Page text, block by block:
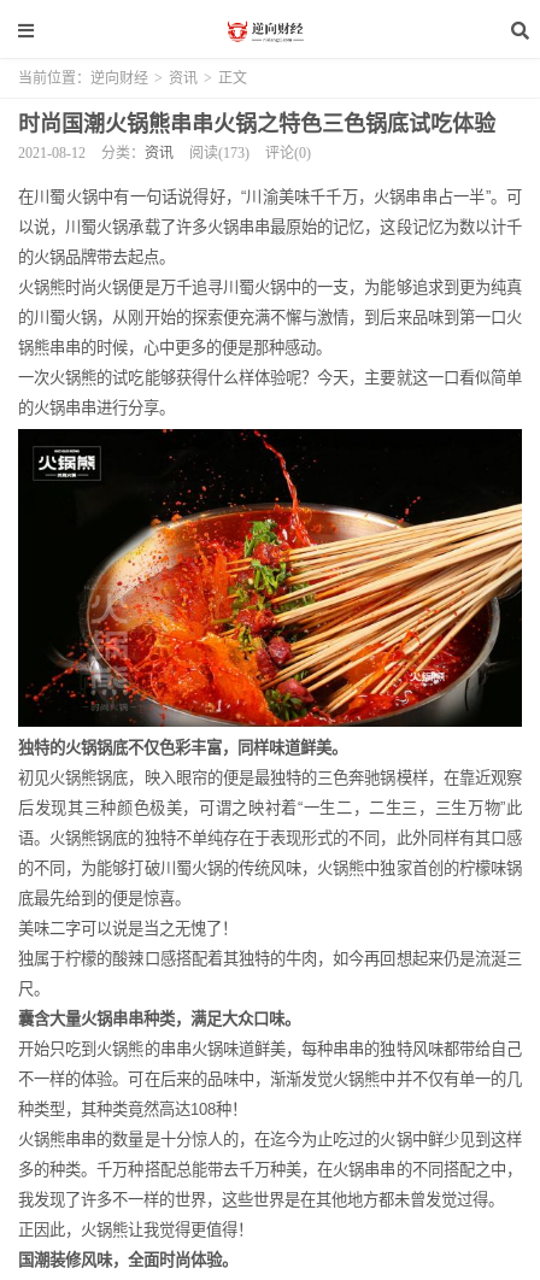
当前位置： 逆向财经 > 资讯 > 正文
时尚国潮火锅熊串串火锅之特色三色锅底试吃体验
2021-08-12 分类： 资讯 阅读(173) 评论(0)
在川蜀火锅中有一句话说得好，“川渝美味千千万，火锅串串占一半”。可
以说，川蜀火锅承载了许多火锅串串最原始的记忆，这段记忆为数以计千
的火锅品牌带去起点。
火锅熊时尚火锅便是万千追寻川蜀火锅中的一支，为能够追求到更为纯真
的川蜀火锅，从刚开始的探索便充满不懈与激情，到后来品味到第一口火
锅熊串串的时候，心中更多的便是那种感动。
一次火锅熊的试吃能够获得什么样体验呢？今天，主要就这一口看似简单
的火锅串串进行分享。
独特的火锅锅底不仅色彩丰富，同样味道鲜美。
初见火锅熊锅底，映入眼帘的便是最独特的三色奔驰锅模样，在靠近观察
后发现其三种颜色极美，可谓之映衬着“一生二，二生三，三生万物”此
语。火锅熊锅底的独特不单纯存在于表现形式的不同，此外同样有其口感
的不同，为能够打破川蜀火锅的传统风味，火锅熊中独家首创的柠檬味锅
底最先给到的便是惊喜。
美味二字可以说是当之无愧了！
独属于柠檬的酸辣口感搭配着其独特的牛肉，如今再回想起来仍是流涎三
尺。
囊含大量火锅串串种类，满足大众口味。
开始只吃到火锅熊的串串火锅味道鲜美，每种串串的独特风味都带给自己
不一样的体验。可在后来的品味中，渐渐发觉火锅熊中并不仅有单一的几
种类型，其种类竟然高达108种！
火锅熊串串的数量是十分惊人的，在迄今为止吃过的火锅中鲜少见到这样
多的种类。千万种搭配总能带去千万种美，在火锅串串的不同搭配之中，
我发现了许多不一样的世界，这些世界是在其他地方都未曾发觉过得。
正因此，火锅熊让我觉得更值得！
国潮装修风味，全面时尚体验。